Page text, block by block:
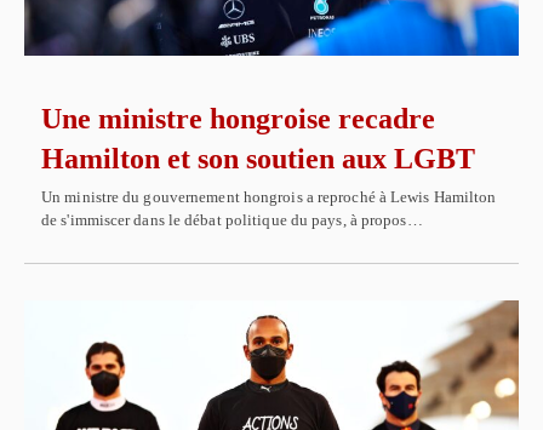
Une ministre hongroise recadre
Hamilton et son soutien aux LGBT
Un ministre du gouvernement hongrois a reproché à Lewis Hamilton
de s'immiscer dans le débat politique du pays, à propos…